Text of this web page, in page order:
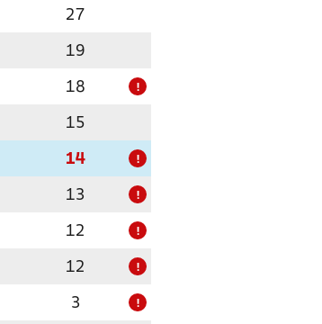
27
19
18 !
15
14 !
13 !
12 !
12 !
3 !